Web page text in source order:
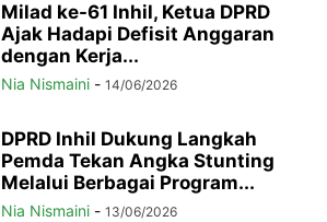
Milad ke-61 Inhil, Ketua DPRD
Ajak Hadapi Defisit Anggaran
dengan Kerja...
Nia Nismaini - 14/06/2026
DPRD Inhil Dukung Langkah
Pemda Tekan Angka Stunting
Melalui Berbagai Program...
Nia Nismaini - 13/06/2026